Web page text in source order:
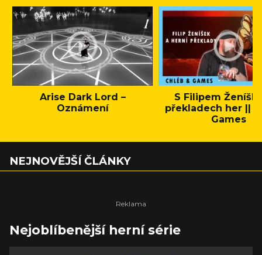
Arise Dark Lord –
Oznámení
S Filipem
překladech her ||
Games
NEJNOVĚJŠÍ ČLÁNKY
Nejoblíbenější herní série